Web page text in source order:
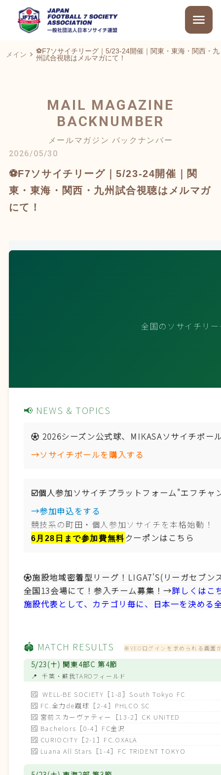
メイン
⚽F7ソサイチリーグ｜5/23-24開催｜関東・東海・関西・九
州試合視聴はメルマガにて！
MAIL MAGAZINE
BACKNUMBER
メールマガジン バックナンバー
2026/05/30
⚽F7ソサイチリーグ｜5/23-24開催｜関
東・東海・関西・九州試合視聴はメルマガ
にて！
全国のソサイチリ
📢 NEWS & TOPICS
⚽️ 2026シーズン公式球、MIKASAソサイチボー
→ソサイチボールを購入する
☑️個人参加ソサイチプラットフォーム"エフチャ
→参加申込をする
競技系の町田・個人参加ソサイチを本格始動！
6月28日まで参加費無料クーポンはこちら
⚽️施設地域密着型リーグ！LIGA7'S(リーガセブン
全国13会場にて！参入チーム募集！→詳しくはこ
施設代表として、カテゴリ毎に、日本一を決める
🏟️ MATCH RESULTS※VEOログインを求められる画面
5/23(土) 関東4部C 第4節
📍 千葉 ・蘇我TAROフィールド
🆚WELL-BE SOCIETY［1-8］South Tokyo FC
🆚 FC.全力de蹴球［2-4］PHLCO SC
🆚 宮前スカーヴァティー［13-2］CK UNITED
🆚 Bachelors［0-4］FC金沢
🆚 CURIOCITY［2-1］FC.OXALA
🆚 Luana All Stars［1-4］FC TRIDENT TOKYO